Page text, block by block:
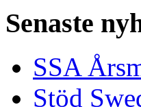
Senaste
SSA
Stöd